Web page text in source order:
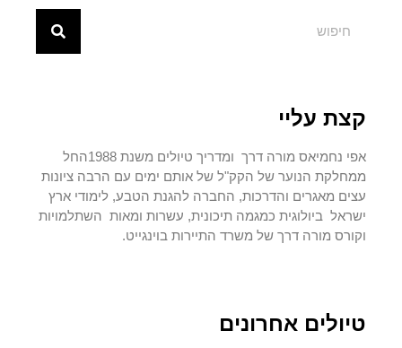
קצת עליי
אפי נחמיאס מורה דרך ומדריך טיולים משנת 1988החל
ממחלקת הנוער של הקק"ל של אותם ימים עם הרבה ציונות
עצים מאגרים והדרכות, החברה להגנת הטבע, לימודי ארץ
ישראל ביולוגית כמגמה תיכונית, עשרות ומאות השתלמויות
וקורס מורה דרך של משרד התיירות בוינגייט.
טיולים אחרונים